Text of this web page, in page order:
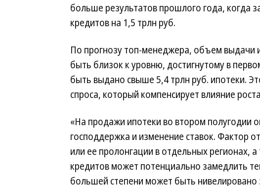
больше результатов прошлого года, когда
кредитов на 1,5 трлн руб.
По прогнозу топ-менеджера, объем выдачи
быть близок к уровню, достигнутому в
быть выдано свыше 5,4 трлн руб. ипотеки.
спроса, который компенсирует влияние
«На продажи ипотеки во втором полугодии
господдержка и изменение ставок. Фактор
или ее пролонгации в отдельных регионах,
кредитов может потенциально замедлить
большей степени может быть нивелировано